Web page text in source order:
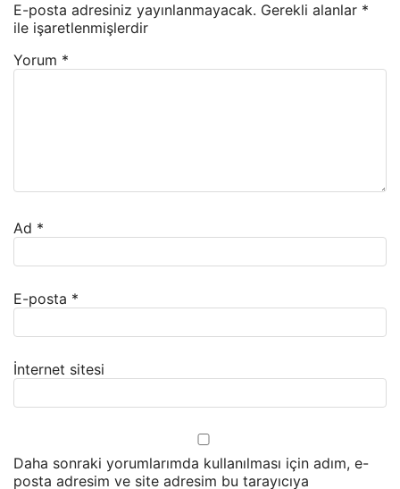
E-posta adresiniz yayınlanmayacak. Gerekli alanlar *
ile işaretlenmişlerdir
Yorum *
Ad *
E-posta *
İnternet sitesi
Daha sonraki yorumlarımda kullanılması için adım, e-
posta adresim ve site adresim bu tarayıcıya